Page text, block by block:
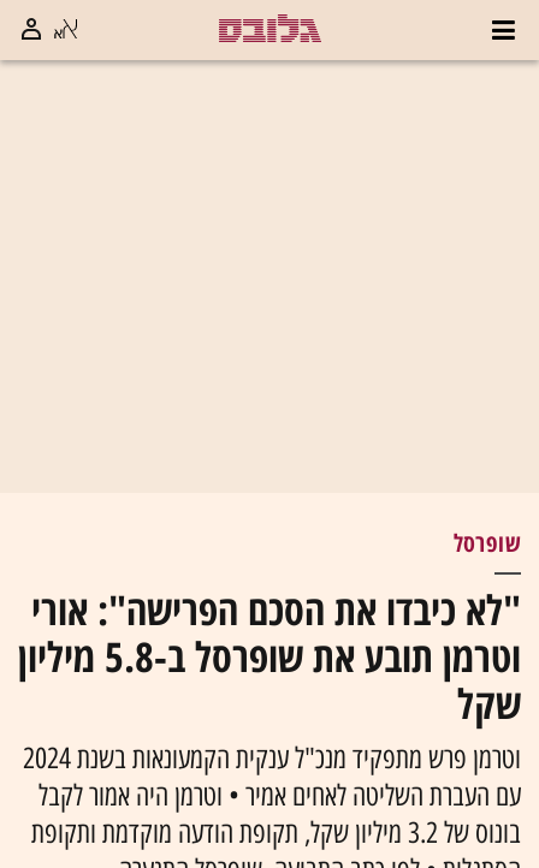
שופרסל
"לא כיבדו את הסכם הפרישה": אורי
וטרמן תובע את שופרסל ב-5.8 מיליון
שקל
וטרמן פרש מתפקיד מנכ"ל ענקית הקמעונאות בשנת 2024
עם העברת השליטה לאחים אמיר • וטרמן היה אמור לקבל
בונוס של 3.2 מיליון שקל, תקופת הודעה מוקדמת ותקופת